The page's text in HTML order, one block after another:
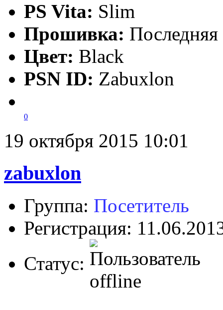
PS Vita: Slim
Прошивка: Последняя
Цвет: Black
PSN ID: Zabuxlon
0
19 октября 2015 10:01
zabuxlon
Группа: Посетитель
Регистрация:
Статус: